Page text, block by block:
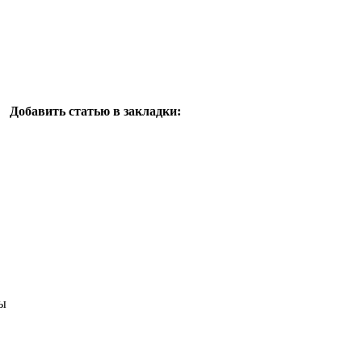
Добавить статью в закладки: